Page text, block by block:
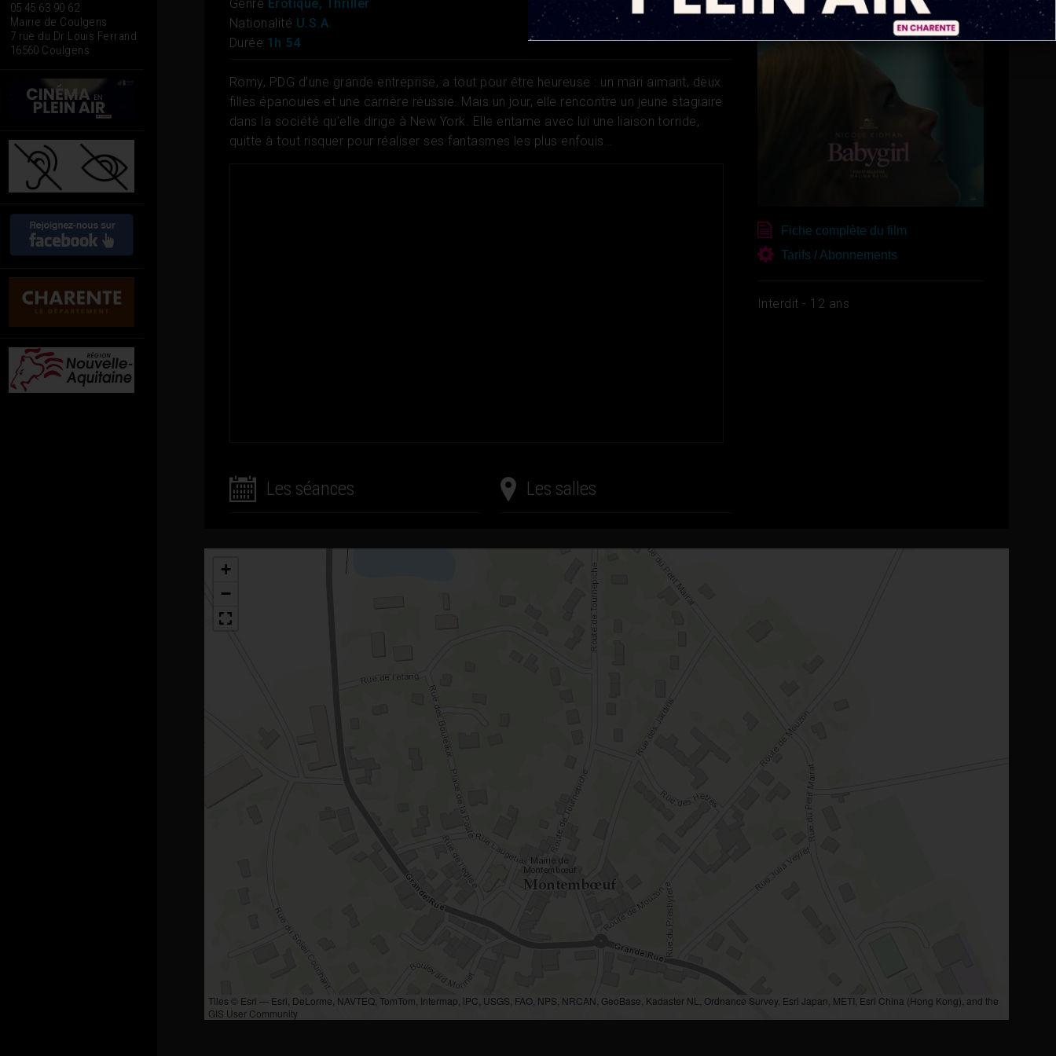
05 45 63 90 62
Mairie de Coulgens
7 rue du Dr Louis Ferrand
16560 Coulgens
Genre Erotique, Thriller
Nationalité U.S.A.
Durée 1h 54
Romy, PDG d’une grande entreprise, a tout pour être heureuse : un mari aimant, deux
filles épanouies et une carrière réussie. Mais un jour, elle rencontre un jeune stagiaire
dans la société qu’elle dirige à New York. Elle entame avec lui une liaison torride,
quitte à tout risquer pour réaliser ses fantasmes les plus enfouis…
Les séances Les salles
Fiche complète du film
Tarifs / Abonnements
Interdit - 12 ans
+
−
Tiles © Esri — Esri, DeLorme, NAVTEQ, TomTom, Intermap, iPC, USGS, FAO, NPS, NRCAN, GeoBase, Kadaster NL, Ordnance Survey, Esri Japan, METI, Esri China (Hong Kong), and the
GIS User Community